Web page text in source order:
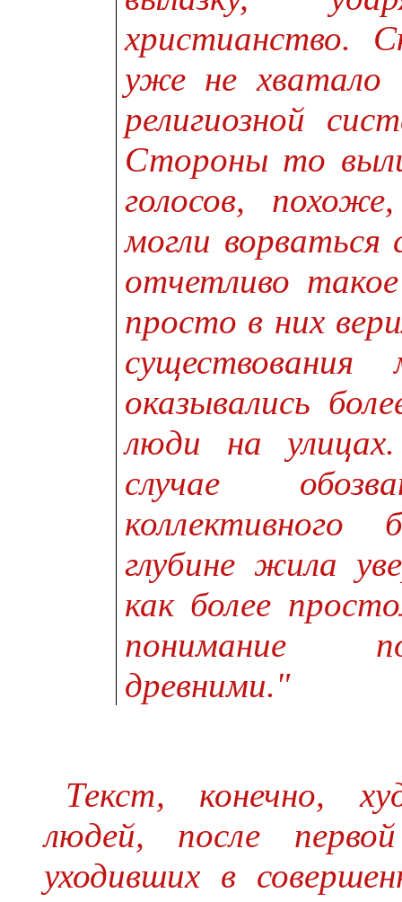
христианство.
уже не хватало
религиозной
Стороны то
голосов,
могли
отчетливо
просто в них
оказывались
люди на
случае
коллективного
глубине жила
как более
понимание
древними."
Текст, конечно,
людей, после
уходивших в